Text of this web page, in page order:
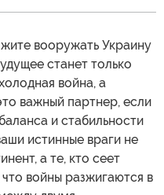
вооружать Украину
станет только
война, а
важный партнер, если
и стабильности
истинные враги не
а те, кто сеет
войны разжигаются в